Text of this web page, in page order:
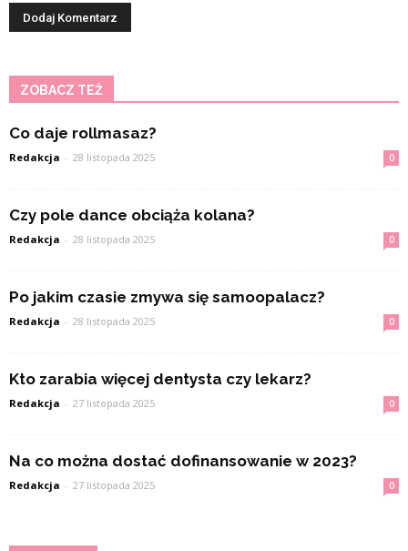
ZOBACZ TEŻ
Co daje rollmasaz?
Redakcja - 28 listopada 2025 0
Czy pole dance obciąża kolana?
Redakcja - 28 listopada 2025 0
Po jakim czasie zmywa się samoopalacz?
Redakcja - 28 listopada 2025 0
Kto zarabia więcej dentysta czy lekarz?
Redakcja - 27 listopada 2025 0
Na co można dostać dofinansowanie w 2023?
Redakcja - 27 listopada 2025 0